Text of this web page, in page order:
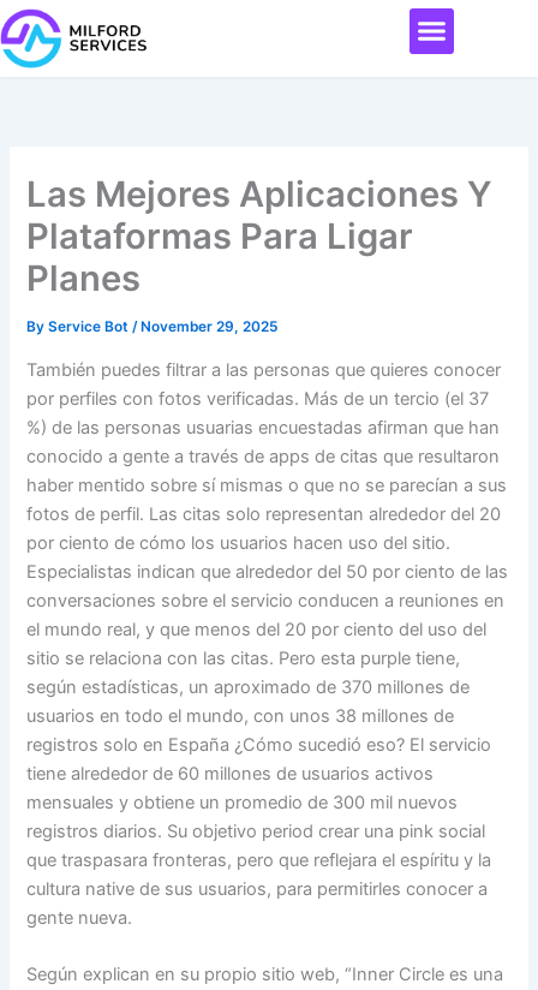
Skip
to
content
Menu
Las Mejores Aplicaciones Y
Plataformas Para Ligar
Planes
ByService Bot/ November 29, 2025
También puedes filtrar a las personas que quieres conocer
por perfiles con fotos verificadas. Más de un tercio (el 37
%) de las personas usuarias encuestadas afirman que han
conocido a gente a través de apps de citas que resultaron
haber mentido sobre sí mismas o que no se parecían a sus
fotos de perfil. Las citas solo representan alrededor del 20
por ciento de cómo los usuarios hacen uso del sitio.
Especialistas indican que alrededor del 50 por ciento de las
conversaciones sobre el servicio conducen a reuniones en
el mundo real, y que menos del 20 por ciento del uso del
sitio se relaciona con las citas. Pero esta purple tiene,
según estadísticas, un aproximado de 370 millones de
usuarios en todo el mundo, con unos 38 millones de
registros solo en España ¿Cómo sucedió eso? El servicio
tiene alrededor de 60 millones de usuarios activos
mensuales y obtiene un promedio de 300 mil nuevos
registros diarios. Su objetivo period crear una pink social
que traspasara fronteras, pero que reflejara el espíritu y la
cultura native de sus usuarios, para permitirles conocer a
gente nueva.
Según explican en su propio sitio web, “Inner Circle es una